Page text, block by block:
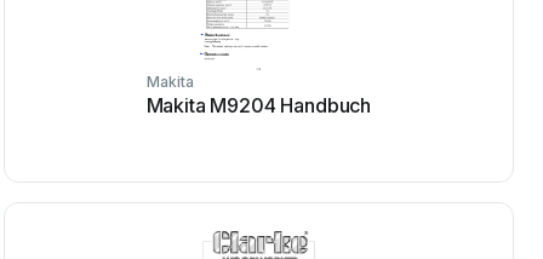
Makita
Makita M9204 Handbuch